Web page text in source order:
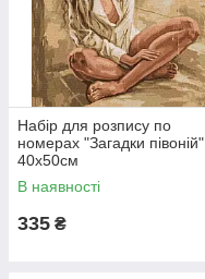
Набір для розпису по
номерах "Загадки півоній"
40х50см
В наявності
335 ₴